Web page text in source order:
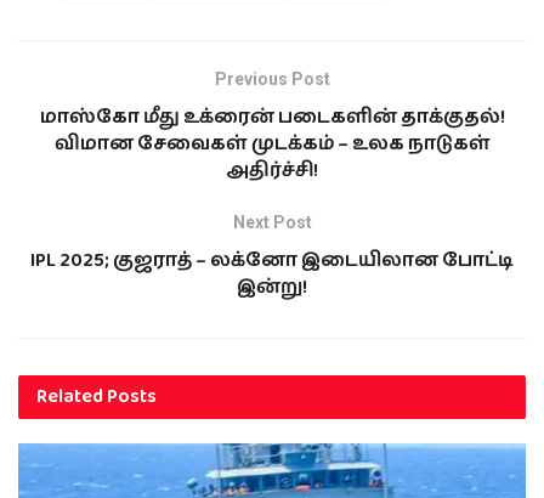
Previous Post
மாஸ்கோ மீது உக்ரைன் படைகளின் தாக்குதல்!
விமான சேவைகள் முடக்கம் – உலக நாடுகள்
அதிர்ச்சி!
Next Post
IPL 2025; குஜராத் – லக்னோ இடையிலான போட்டி
இன்று!
RelatedPosts